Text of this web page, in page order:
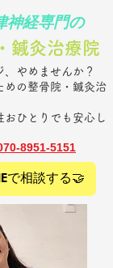
神経専門の
鍼灸治療院​
、やめませんか？
めの整骨院・鍼灸治
おひとりでも安心し
8951-5151
で相談する🤝